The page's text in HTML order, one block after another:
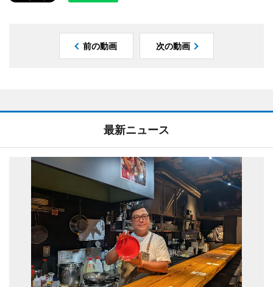
前の動画 次の動画
最新ニュース